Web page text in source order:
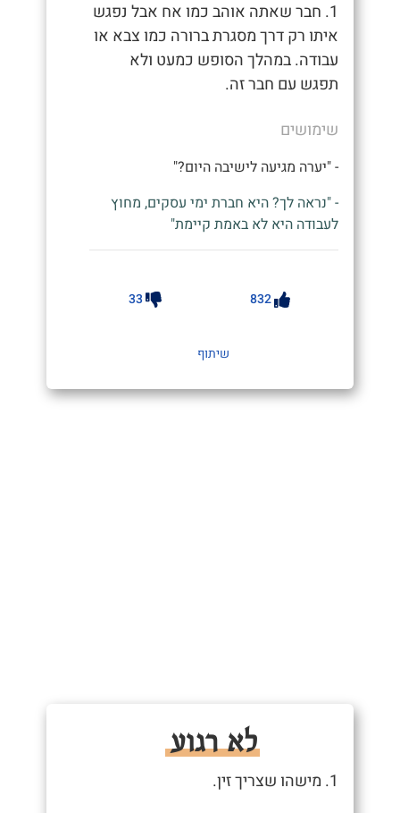
1. חבר שאתה אוהב כמו אח אבל נפגש
איתו רק דרך מסגרת ברורה כמו צבא או
עבודה. במהלך הסופש כמעט ולא
תפגש עם חבר זה.
שימושים
- "יערה מגיעה לישיבה היום?"
- "נראה לך? היא חברת ימי עסקים, מחוץ
לעבודה היא לא באמת קיימת"
832
33
שיתוף
לא רגוע
1. מישהו שצריך זין.